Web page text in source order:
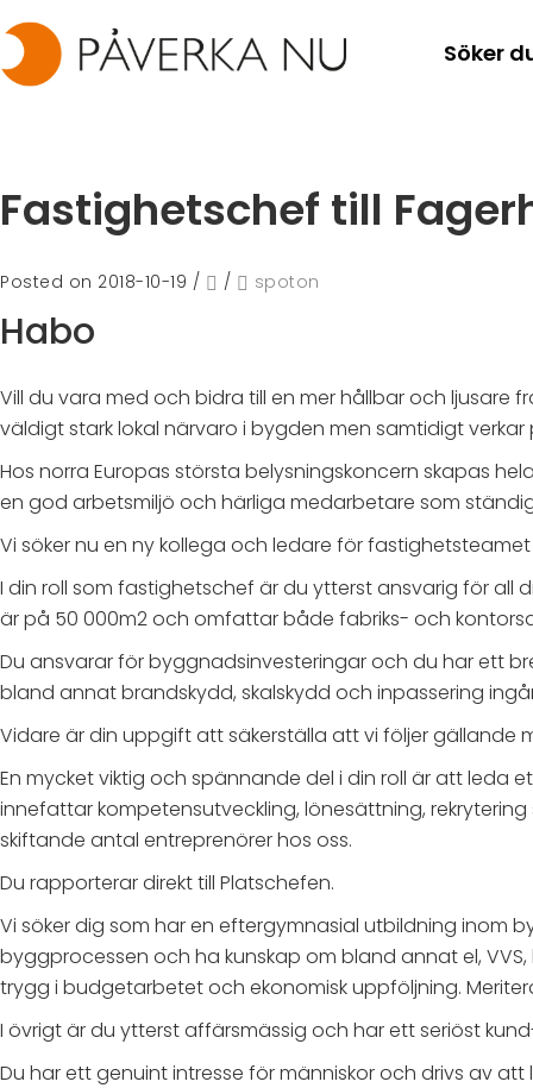
Söker
Fastighetschef till
Posted on 2018-10-19 / / spoton
Habo
Vill du vara med och bidra till en mer hållbar och
väldigt stark lokal närvaro i bygden men samtidigt
Hos norra Europas största belysningskoncern skapas
en god arbetsmiljö och härliga medarbetare som
Vi söker nu en ny kollega och ledare för
I din roll som fastighetschef är du ytterst ansvarig för all
är på 50 000m2 och omfattar både fabriks- och
Du ansvarar för byggnadsinvesteringar och du har ett
bland annat brandskydd, skalskydd och inpassering
Vidare är din uppgift att säkerställa att vi följer gällande
En mycket viktig och spännande del i din roll är att
innefattar kompetensutveckling, lönesättning,
skiftande antal entreprenörer hos oss.
Du rapporterar direkt till Platschefen.
Vi söker dig som har en eftergymnasial utbildning inom
byggprocessen och ha kunskap om bland annat el,
trygg i budgetarbetet och ekonomisk uppföljning.
I övrigt är du ytterst affärsmässig och har ett seriöst
Du har ett genuint intresse för människor och drivs av